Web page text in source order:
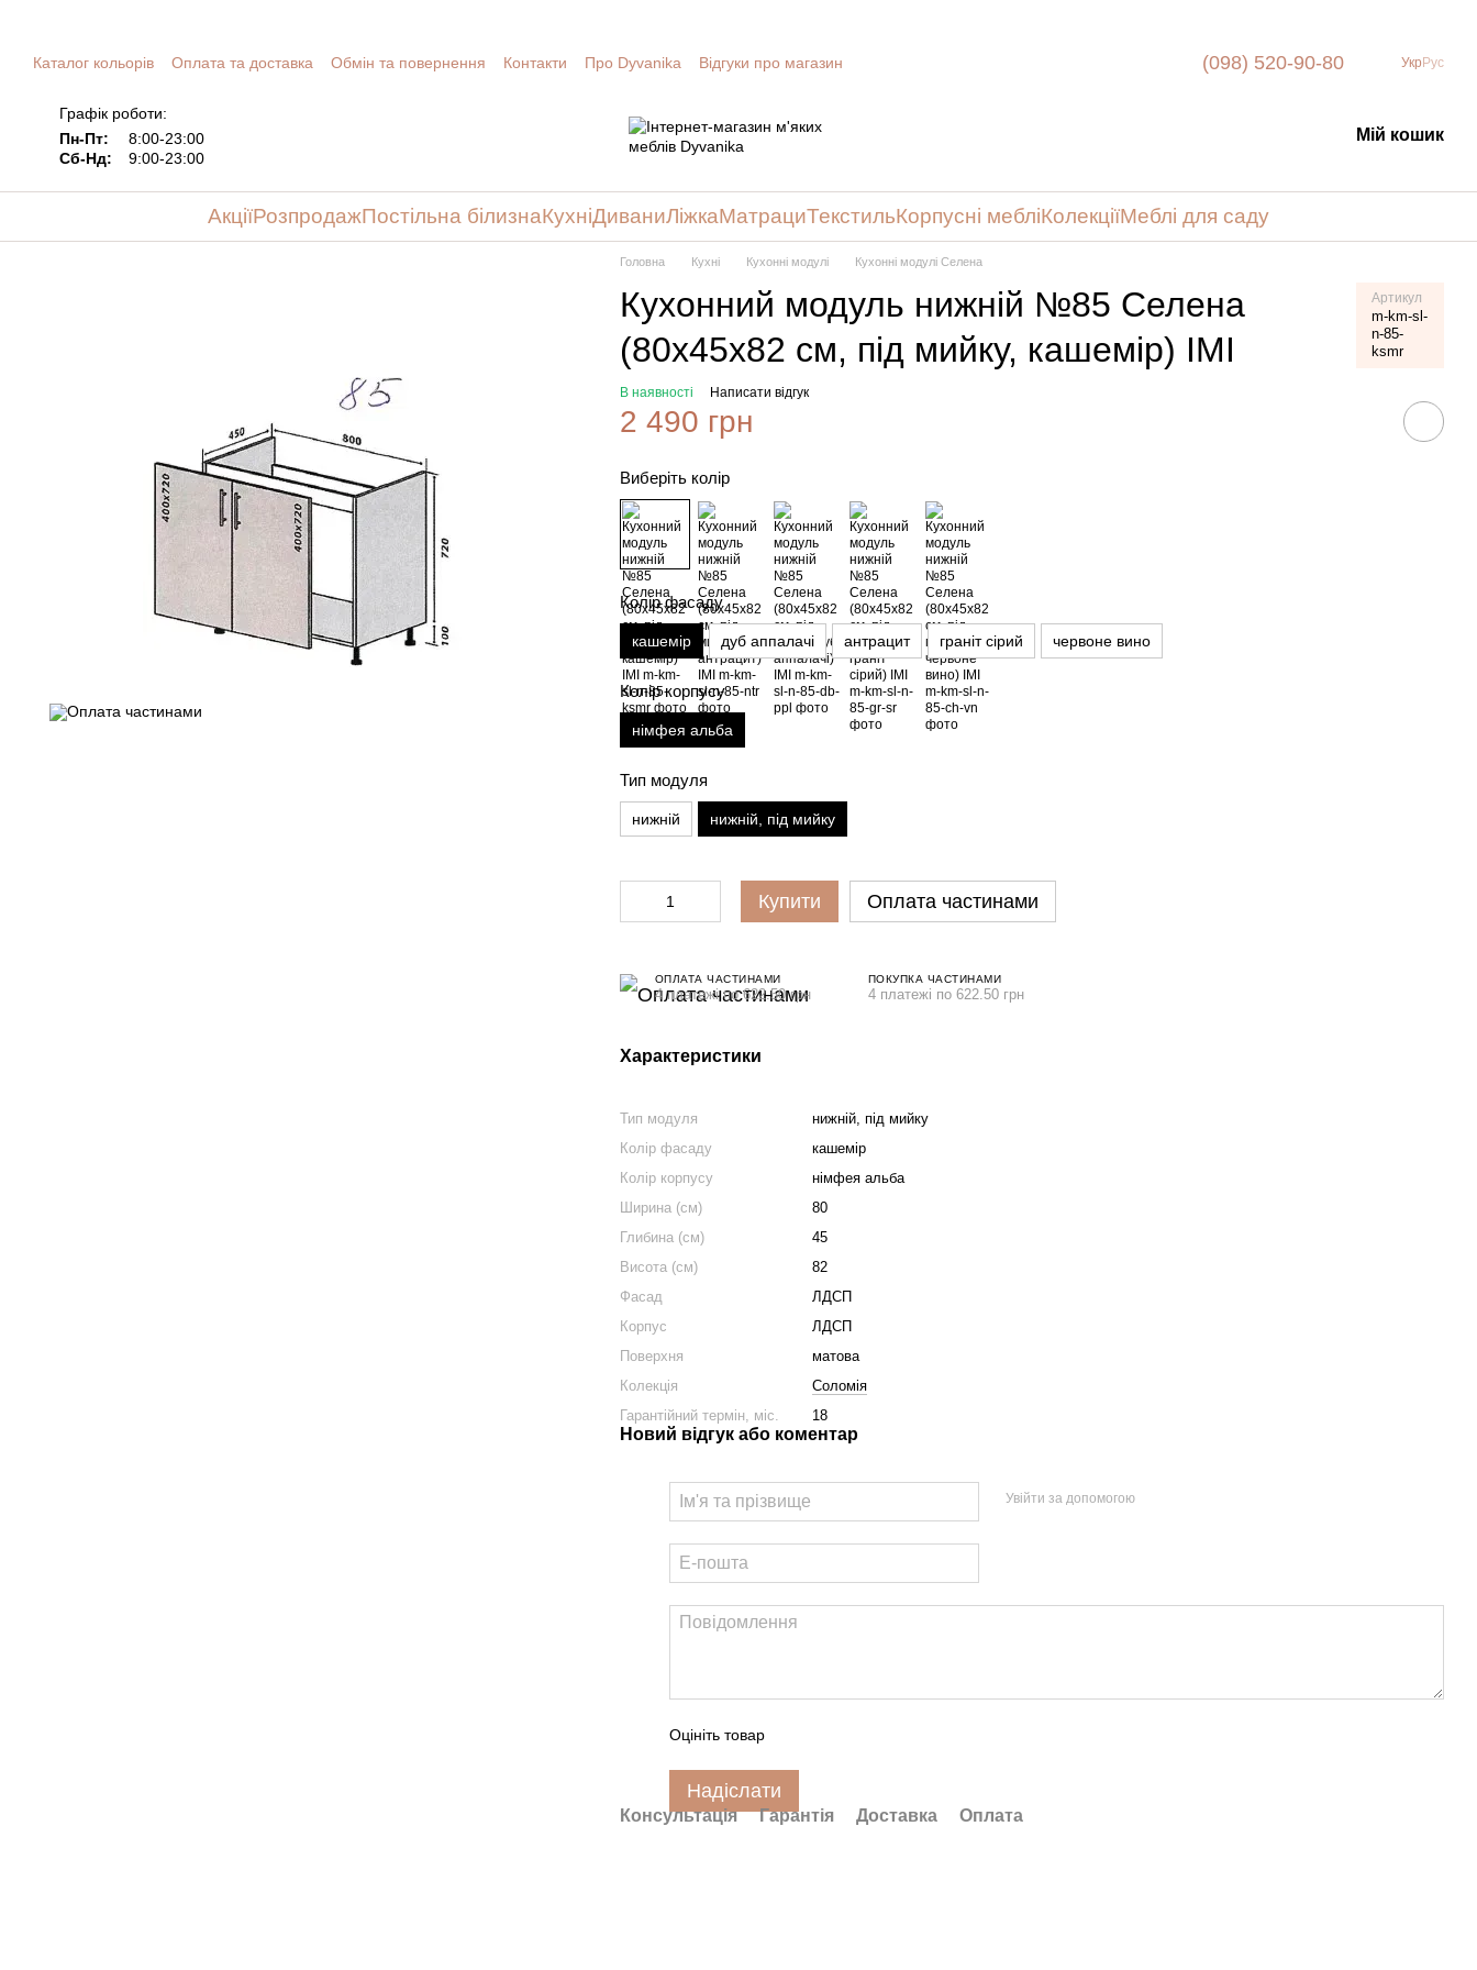
Каталог кольорів Оплата та доставка Обмін та повернення Контакти Про Dyvanika Відгуки про магазин (098) 520-90-80 Укр Рус
Графік роботи:
Пн-Пт:
8:00-23:00
Сб-Нд:
9:00-23:00
Мій кошик
АкціїРозпродажПостільна білизнаКухніДиваниЛіжкаМатрациТекстильКорпусні мебліКолекціїМеблі для саду
Головна Кухні Кухонні модулі Кухонні модулі Селена
Кухонний модуль нижній №85 Селена
(80х45х82 см, під мийку, кашемір) IMI
Артикул
m-km-sl-
n-85-
ksmr
В наявності Написати відгук
2 490 грн
Виберіть колір
Колір фасаду
кашемір дуб аппалачі антрацит граніт сірий червоне вино
Колір корпусу
німфея альба
Тип модуля
нижній нижній, під мийку
Купити Оплата частинами
ОПЛАТА ЧАСТИНАМИ
4 платежі по 622.50 грн
ПОКУПКА ЧАСТИНАМИ
4 платежі по 622.50 грн
Характеристики
Тип модуля
нижній, під мийку
Колір фасаду
кашемір
Колір корпусу
німфея альба
Ширина (см)
80
Глибина (см)
45
Висота (см)
82
Фасад
ЛДСП
Корпус
ЛДСП
Поверхня
матова
Колекція
Соломія
Гарантійний термін, міс.
18
Новий відгук або коментар
Увійти за допомогою
Оцініть товар
Надіслати
Консультація Гарантія Доставка Оплата